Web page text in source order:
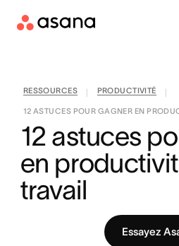
Contacter le service
RESSOURCES PRODUCTIVITÉ
12 ASTUCES POUR GAGNER EN
12 astuces
en
travail
Essayez